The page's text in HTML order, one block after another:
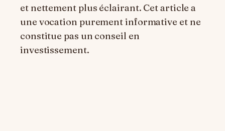
et nettement plus éclairant. Cet article a
une vocation purement informative et ne
constitue pas un conseil en
investissement.